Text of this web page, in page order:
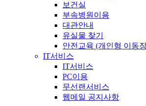
보건실
부속병원이용
대관안내
유실물 찾기
안전교육 (개인형 이동
IT서비스
IT서비스
PC이용
무선랜서비스
웹메일 공지사항